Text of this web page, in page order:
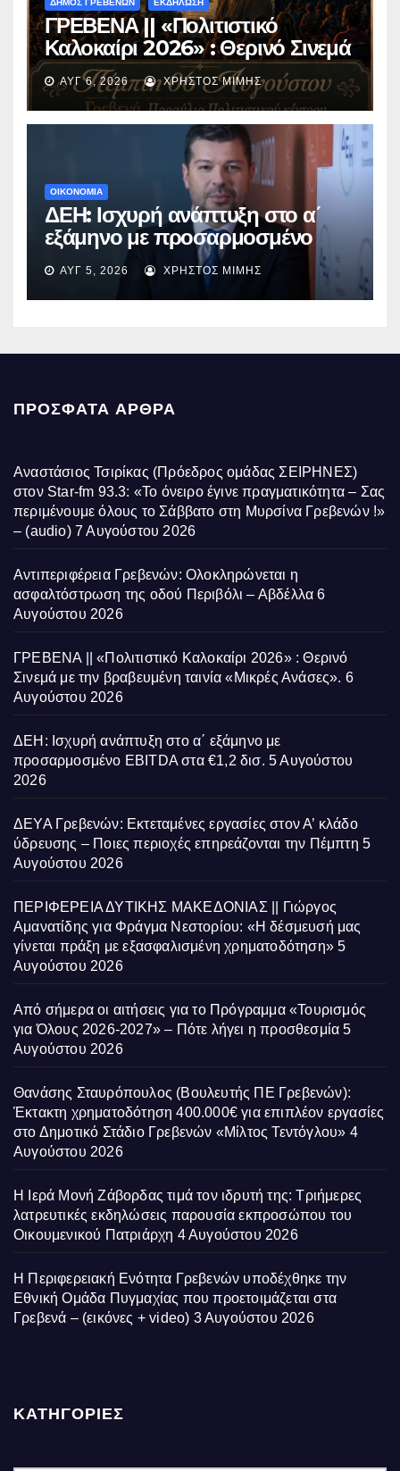
ΔΗΜΟΣ ΓΡΕΒΕΝΩΝ ΕΚΔΗΛΩΣΗ
ΓΡΕΒΕΝΑ || «Πολιτιστικό
Καλοκαίρι 2026» : Θερινό Σινεμά
με την βραβευμένη ταινία
«Μικρές Ανάσες».
ΑΥΓ 6, 2026 ΧΡΉΣΤΟΣ ΜΊΜΗΣ
ΟΙΚΟΝΟΜΙΑ
ΔΕΗ: Ισχυρή ανάπτυξη στο α΄
εξάμηνο με προσαρμοσμένο
EBITDA στα €1,2 δισ.
ΑΥΓ 5, 2026 ΧΡΉΣΤΟΣ ΜΊΜΗΣ
ΠΡΌΣΦΑΤΑ ΆΡΘΡΑ
Αναστάσιος Τσιρίκας (Πρόεδρος ομάδας ΣΕΙΡΗΝΕΣ)
στον Star-fm 93.3: «Το όνειρο έγινε πραγματικότητα – Σας
περιμένουμε όλους το Σάββατο στη Μυρσίνα Γρεβενών !»
– (audio) 7 Αυγούστου 2026
Αντιπεριφέρεια Γρεβενών: Ολοκληρώνεται η
ασφαλτόστρωση της οδού Περιβόλι – Αβδέλλα 6
Αυγούστου 2026
ΓΡΕΒΕΝΑ || «Πολιτιστικό Καλοκαίρι 2026» : Θερινό
Σινεμά με την βραβευμένη ταινία «Μικρές Ανάσες». 6
Αυγούστου 2026
ΔΕΗ: Ισχυρή ανάπτυξη στο α΄ εξάμηνο με
προσαρμοσμένο EBITDA στα €1,2 δισ. 5 Αυγούστου
2026
ΔΕΥΑ Γρεβενών: Εκτεταμένες εργασίες στον Α’ κλάδο
ύδρευσης – Ποιες περιοχές επηρεάζονται την Πέμπτη 5
Αυγούστου 2026
ΠΕΡΙΦΕΡΕΙΑ ΔΥΤΙΚΗΣ ΜΑΚΕΔΟΝΙΑΣ || Γιώργος
Αμανατίδης για Φράγμα Νεστορίου: «Η δέσμευσή μας
γίνεται πράξη με εξασφαλισμένη χρηματοδότηση» 5
Αυγούστου 2026
Από σήμερα οι αιτήσεις για το Πρόγραμμα «Τουρισμός
για Όλους 2026-2027» – Πότε λήγει η προσθεσμία 5
Αυγούστου 2026
Θανάσης Σταυρόπουλος (Βουλευτής ΠΕ Γρεβενών):
Έκτακτη χρηματοδότηση 400.000€ για επιπλέον εργασίες
στο Δημοτικό Στάδιο Γρεβενών «Μίλτος Τεντόγλου» 4
Αυγούστου 2026
Η Ιερά Μονή Ζάβορδας τιμά τον ιδρυτή της: Τριήμερες
λατρευτικές εκδηλώσεις παρουσία εκπροσώπου του
Οικουμενικού Πατριάρχη 4 Αυγούστου 2026
Η Περιφερειακή Ενότητα Γρεβενών υποδέχθηκε την
Εθνική Ομάδα Πυγμαχίας που προετοιμάζεται στα
Γρεβενά – (εικόνες + video) 3 Αυγούστου 2026
ΚΑΤΗΓΟΡΙΕΣ